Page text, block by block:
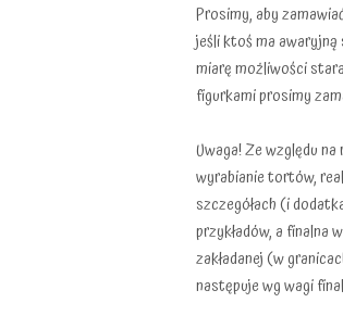
Prosimy, aby
jeśli ktoś ma
miarę możliwości
figurkami prosimy
Uwaga! Ze względu
wyrabianie tortów,
szczegółach (i
przykładów, a finalna
zakładanej (w
następuje wg wagi